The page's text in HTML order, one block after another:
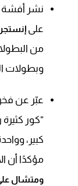
نشر أفشة
على
من
وبطولات
عبّر عن
“كور
كبير،
مؤكدًا أن
ومتشال